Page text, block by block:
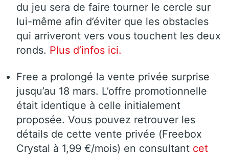
du jeu sera de faire tourner le cercle sur
lui-même afin d’éviter que les obstacles
qui arriveront vers vous touchent les deux
ronds. Plus d’infos ici.
Free a prolongé la vente privée surprise
jusqu’au 18 mars. L’offre promotionnelle
était identique à celle initialement
proposée. Vous pouvez retrouver les
détails de cette vente privée (Freebox
Crystal à 1,99 €/mois) en consultant cet